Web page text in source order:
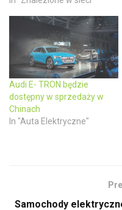
n
e
w
i
n
d
o
w
)
n
n
e
w
w
i
n
d
o
w
)
Audi E- TRON będzie
dostępny w sprzedaży w
Chinach
In "Auta Elektryczne"
Samochody